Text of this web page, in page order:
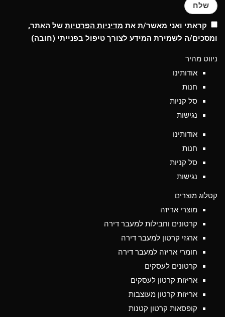
שלח
קראתי ואני מאשר/ת את מדיניות הפרטיות של האתר,
ומסכים/ה לשמירת המידע לצורך טיפול בפנייתי (חובה)
ניווט מהיר
אודותינו
חנות
סל קניות
נגישות
אודותינו
חנות
סל קניות
נגישות
קטלוג מוצרים
מוצרי אריזה
קרטונים וחבילות למעבר דירה
ארגזי קרטון למעבר דירה
חומרי אריזה למעבר דירה
קרטונים לעסקים
אריזות קרטון לעסקים
אריזות קרטון מעוצבות
קופסאות קרטון קטנות